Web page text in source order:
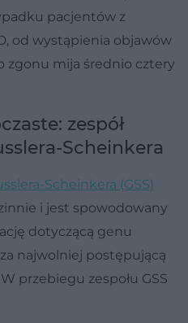
pacjentów z
od wystąpienia objawów
zgonu mija średnio cztery
zespół
Scheinkera
Scheinkera (GSS)
i jest spowodowany
dotyczącą genu
najwolniej postępującą
przebiegu zespołu GSS